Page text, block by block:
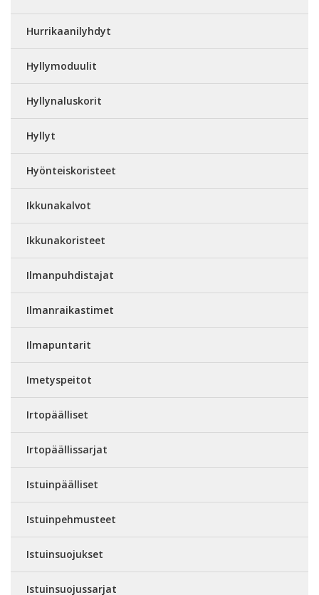
Hurrikaanilyhdyt
Hyllymoduulit
Hyllynaluskorit
Hyllyt
Hyönteiskoristeet
Ikkunakalvot
Ikkunakoristeet
Ilmanpuhdistajat
Ilmanraikastimet
Ilmapuntarit
Imetyspeitot
Irtopäälliset
Irtopäällissarjat
Istuinpäälliset
Istuinpehmusteet
Istuinsuojukset
Istuinsuojussarjat